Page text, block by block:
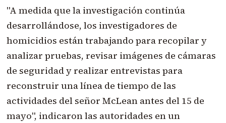
"A medida que la investigación continúa
desarrollándose, los investigadores de
homicidios están trabajando para recopilar y
analizar pruebas, revisar imágenes de cámaras
de seguridad y realizar entrevistas para
reconstruir una línea de tiempo de las
actividades del señor McLean antes del 15 de
mayo", indicaron las autoridades en un